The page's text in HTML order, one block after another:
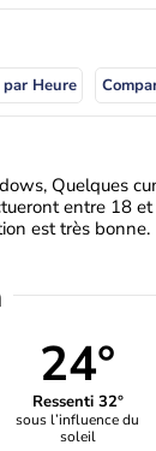
Heure
Quelques
entre 18 et
est très bonne.
24°
Ressenti 32°
sous l’influence du
soleil